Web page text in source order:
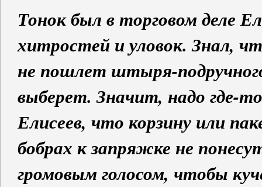
Тонок был в торговом деле
хитростей и уловок. Знал,
не пошлет штыря-
выберет. Значит, надо где-
Елисеев, что корзину или
бобрах к запряжке не
громовым голосом, чтобы